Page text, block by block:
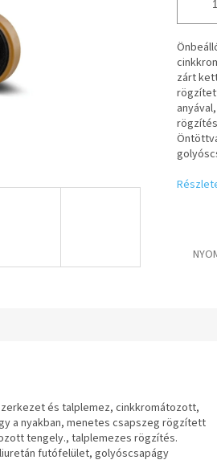
zárt
és talplemez, cinkkromátozott,
a nyakban, menetes csapszeg rögzített
tengely., talplemezes rögzítés.
futófelület, golyóscsapágy